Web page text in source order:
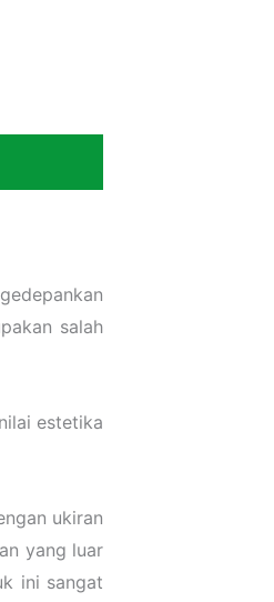
salah
estetika
ukiran
yang luar
ini sangat